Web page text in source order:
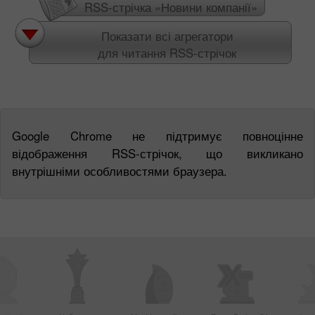
RSS-стрічка «Новини компанії»
Показати всі агрегатори
для читання RSS-стрічок
Google Chrome не підтримує повноцінне
відображення RSS-стрічок, що викликано
внутрішніми особливостями браузера.